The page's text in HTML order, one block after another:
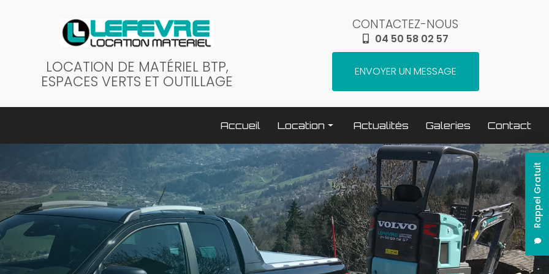
LOCATION DE MATÉRIEL BTP,
ESPACES VERTS ET OUTILLAGE
CONTACTEZ-NOUS
04 50 58 02 57
ENVOYER UN MESSAGE
Rappel Gratuit
Accueil
Location
Terrassement / compactage
Transport
Elévation / levage
Espaces verts
Traitement béton
Nettoyage
Actualités Galeries Contact